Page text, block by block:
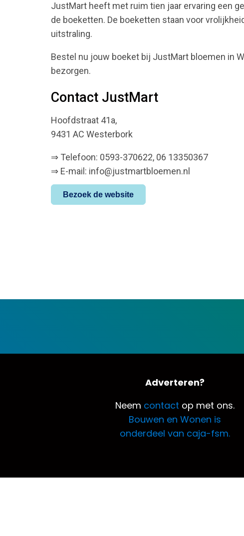
JustMart heeft met ruim tien jaar ervaring een
de boeketten. De boeketten staan voor
uitstraling.
Bestel nu jouw boeket bij JustMart bloemen in
bezorgen.
Contact JustMart
Hoofdstraat 41a,
9431 AC Westerbork
⇒ Telefoon: 0593-370622, 06 13350367
⇒ E-mail: info@justmartbloemen.nl
Bezoek de website
Adverteren?
Neem contact op met ons.
Bouwen en Wonen is
onderdeel van caja-fsm.